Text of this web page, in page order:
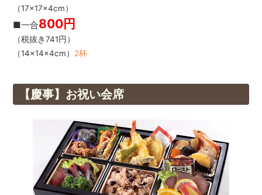
（17×17×4cm）
■一合800円
（税抜き741円）
（14×14×4cm） 2杯
【慶事】お祝い会席